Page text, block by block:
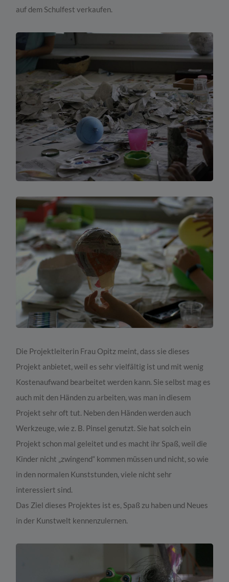
auf dem Schulfest verkaufen.
Die Projektleiterin Frau Opitz meint, dass sie dieses
Projekt anbietet, weil es sehr vielfältig ist und mit wenig
Kostenaufwand bearbeitet werden kann. Sie selbst mag es
auch mit den Händen zu arbeiten, was man in diesem
Projekt sehr oft tut. Neben den Händen werden auch
Werkzeuge, wie z. B. Pinsel genutzt. Sie hat solch ein
Projekt schon mal geleitet und es macht ihr Spaß, weil die
Kinder nicht „zwingend“ kommen müssen und nicht, so wie
in den normalen Kunststunden, viele nicht sehr
interessiert sind.
Das Ziel dieses Projektes ist es, Spaß zu haben und Neues
in der Kunstwelt kennenzulernen.